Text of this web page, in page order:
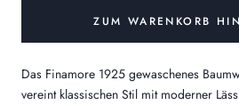
ZUM WARENKORB
Das Finamore 1925 gewaschenes
vereint klassischen Stil mit moderner